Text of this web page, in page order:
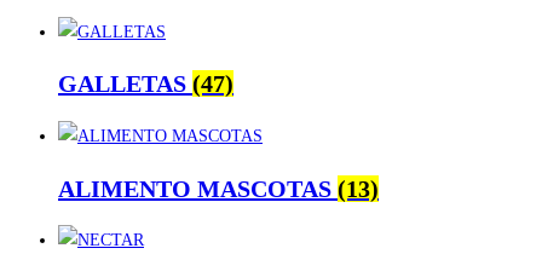
GALLETAS (47)
ALIMENTO MASCOTAS (13)